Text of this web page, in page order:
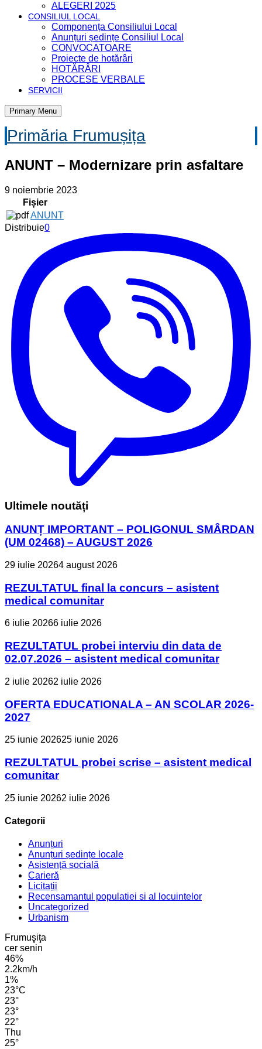
ALEGERI 2025
CONSILIUL LOCAL
Componența Consiliului Local
Anunțuri ședințe Consiliul Local
CONVOCATOARE
Proiecte de hotărâri
HOTĂRÂRI
PROCESE VERBALE
SERVICII
Primary Menu
Primăria Frumușița
ANUNT – Modernizare prin asfaltare
9 noiembrie 2023
Fișier
ANUNT
Distribuie0
Ultimele noutăți
ANUNȚ IMPORTANT – POLIGONUL SMÂRDAN
(UM 02468) – AUGUST 2026
29 iulie 20264 august 2026
REZULTATUL final la concurs – asistent
medical comunitar
6 iulie 20266 iulie 2026
REZULTATUL probei interviu din data de
02.07.2026 – asistent medical comunitar
2 iulie 20262 iulie 2026
OFERTA EDUCATIONALA – AN SCOLAR 2026-
2027
25 iunie 202625 iunie 2026
REZULTATUL probei scrise – asistent medical
comunitar
25 iunie 20262 iulie 2026
Categorii
Anunțuri
Anunțuri ședințe locale
Asistență socială
Carieră
Licitații
Recensamantul populatiei si al locuintelor
Uncategorized
Urbanism
Frumuşiţa
cer senin
46%
2.2km/h
1%
23°C
23°
23°
22°
Thu
25°